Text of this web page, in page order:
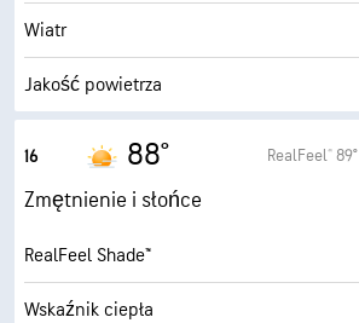
AccuLumen Brightness Index™
Zachmurzenie
Wiatr
Jakość powietrza
Maksymalny wskaźnik UV
Porywy wiatru
Wilgotność
Punkt rosy
16 88° RealFeel® 89°
Zmętnienie i słońce
RealFeel Shade™
Wskaźnik ciepła